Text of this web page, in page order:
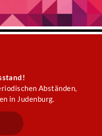
Abständen,
in Judenburg.